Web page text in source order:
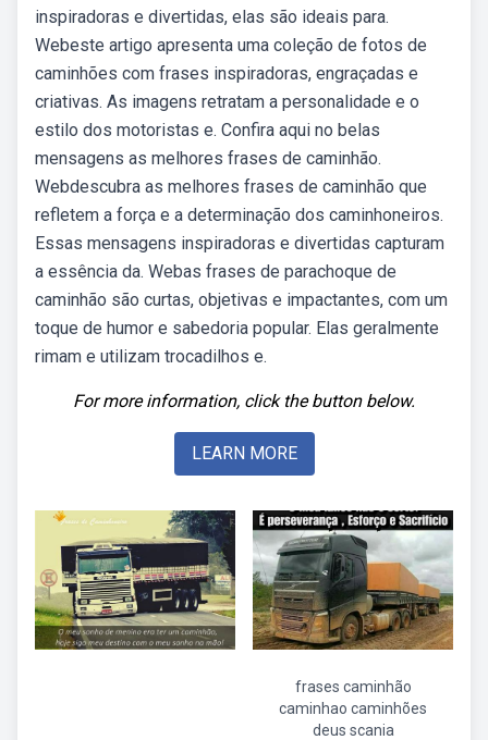
inspiradoras e divertidas, elas são ideais para.
Webeste artigo apresenta uma coleção de fotos de
caminhões com frases inspiradoras, engraçadas e
criativas. As imagens retratam a personalidade e o
estilo dos motoristas e. Confira aqui no belas
mensagens as melhores frases de caminhão.
Webdescubra as melhores frases de caminhão que
refletem a força e a determinação dos caminhoneiros.
Essas mensagens inspiradoras e divertidas capturam
a essência da. Webas frases de parachoque de
caminhão são curtas, objetivas e impactantes, com um
toque de humor e sabedoria popular. Elas geralmente
rimam e utilizam trocadilhos e.
For more information, click the button below.
LEARN MORE
frases caminhão
caminhao caminhões
deus scania